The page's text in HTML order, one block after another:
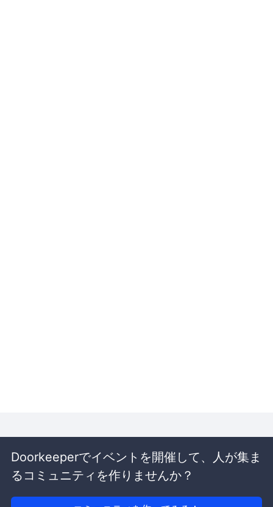
Doorkeeperでイベントを開催して、人が集ま
るコミュニティを作りませんか？